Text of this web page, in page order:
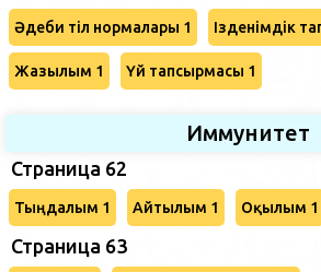
Әдеби тіл нормалары 1 Ізденімдік
Жазылым 1 Үй тапсырмасы 1
Иммунитет
Страница 62
Тыңдалым 1 Айтылым 1 Оқылым 1
Страница 63